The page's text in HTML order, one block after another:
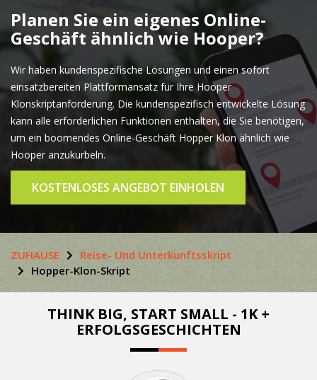
Planen Sie ein eigenes Online-
Geschäft ähnlich wie Hooper?
Wir haben kundenspezifische Lösungen und einen sofort
einsatzbereiten Plattformansatz für Ihre Hooper
Klonskriptanforderung. Die kundenspezifisch entwickelte Lösung
kann alle erforderlichen Funktionen enthalten, die Sie benötigen,
um ein boomendes Online-Geschäft Hopper Klon ähnlich wie
Hooper anzukurbeln.
KOSTENLOSES ANGEBOT EINHOLEN
ZUHAUSE
Reise- Und Unterkunftsskript
Hopper-Klon-Skript
THINK BIG, START SMALL - 1K +
ERFOLGSGESCHICHTEN